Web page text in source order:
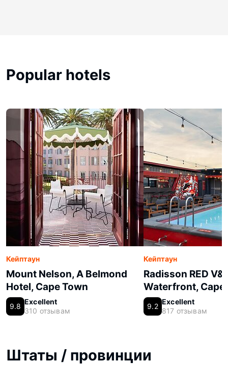
Popular hotels
Кейптаун
Mount Nelson, A Belmond
Hotel, Cape Town
9.8
Excellent
310 отзывам
Кейптаун
Radisson RED
Waterfront, Cape
9.2
Excellent
817 отзывам
Штаты / провинции